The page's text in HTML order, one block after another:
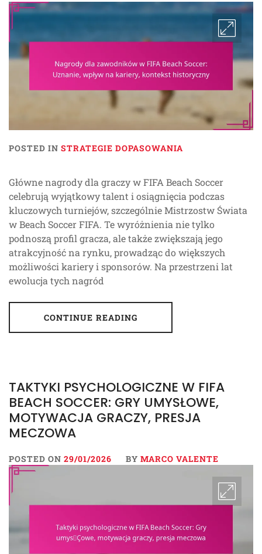
POSTED IN STRATEGIE DOPASOWANIA
Główne nagrody dla graczy w FIFA Beach Soccer
celebrują wyjątkowy talent i osiągnięcia podczas
kluczowych turniejów, szczególnie Mistrzostw Świata
w Beach Soccer FIFA. Te wyróżnienia nie tylko
podnoszą profil gracza, ale także zwiększają jego
atrakcyjność na rynku, prowadząc do większych
możliwości kariery i sponsorów. Na przestrzeni lat
ewolucja tych nagród
CONTINUE READING
TAKTYKI PSYCHOLOGICZNE W FIFA
BEACH SOCCER: GRY UMYSŁOWE,
MOTYWACJA GRACZY, PRESJA
MECZOWA
POSTED ON 29/01/2026 BY MARCO VALENTE